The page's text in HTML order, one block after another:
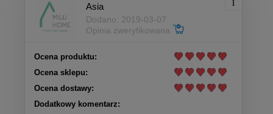
Asia
Dodano: 2019-03-07
Opinia zweryfikowana
Ocena produktu:
Ocena sklepu:
Ocena dostawy:
Dodatkowy komentarz: